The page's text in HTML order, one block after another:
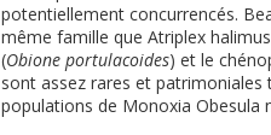
potentiellement concurrencés.
même famille que Atriplex
(Obione portulacoides) et le
sont assez rares et patrimoniales
populations de Monoxia Obesula